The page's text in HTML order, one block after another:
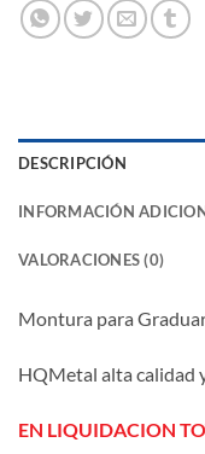
DESCRIPCIÓN
INFORMACIÓN
VALORACIONES (0)
Montura para
HQMetal alta calidad
EN LIQUIDACION